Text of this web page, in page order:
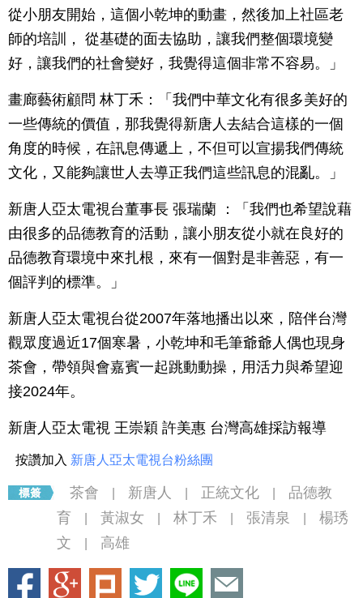
從小朋友開始，這個小乾坤的動畫，然後加上社區老
師的培訓， 從基礎的面去協助，讓我們整個環境變
好，讓我們的社會變好，我覺得這個非常不容易。」
畫廊藝術顧問 林丁禾：「我們中華文化有很多美好的
一些傳統的價值，那我覺得新唐人去結合這樣的一個
角度的時候，在訊息傳遞上，不但可以宣揚我們傳統
文化，又能夠讓世人去導正我們這些訊息的混亂。」
新唐人亞太電視台董事長 張瑞蘭 ：「我們也希望說藉
由很多的品德教育的活動，讓小朋友從小就在良好的
品德教育環境中來扎根，來有一個對是非善惡，有一
個評判的標準。」
新唐人亞太電視台從2007年落地播出以來，陪伴台灣
觀眾度過近17個寒暑，小乾坤和毛筆爺爺人偶也現身
茶會，帶領與會嘉賓一起跳動動操，用活力與希望迎
接2024年。
新唐人亞太電視 王崇穎 許美惠 台灣高雄採訪報導
按讚加入 新唐人亞太電視台粉絲團
茶會 新唐人 正統文化
品德教
育
黃淑女 林丁禾 張清泉
楊琇
文
高雄